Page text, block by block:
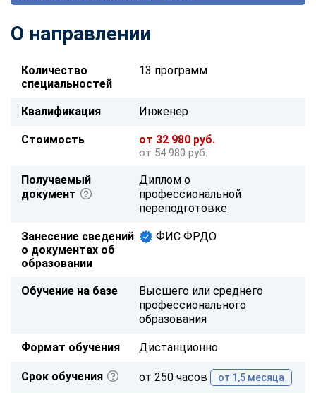
О направлении
Количество
специальностей
13 программ
Квалификация Инженер
Стоимость от 32 980 руб.
от 54 980 руб.
Получаемый
документ
Диплом о
профессиональной
переподготовке
Занесение сведений
о документах об
образовании
ФИС ФРДО
Обучение на базе
Высшего или среднего
профессионального
образования
Формат обучения Дистанционно
Срок обучения от 250 часов от 1,5 месяца